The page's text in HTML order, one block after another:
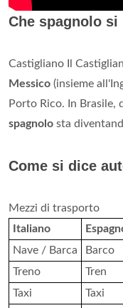
Che spagnolo
Castigliano Il
Messico (insieme
Porto Rico. In Brasile,
spagnolo sta
Come si dice
Mezzi di trasporto
Italiano
Nave / Barca
Barco
Treno
Tren
Taxi
Taxi